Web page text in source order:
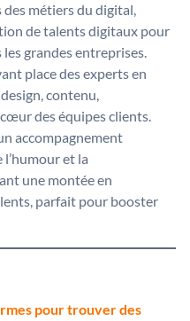
des métiers du digital,
de talents digitaux pour
grandes entreprises.
place des experts en
contenu,
des équipes clients.
accompagnement
et la
une montée en
parfait pour booster
pour trouver des